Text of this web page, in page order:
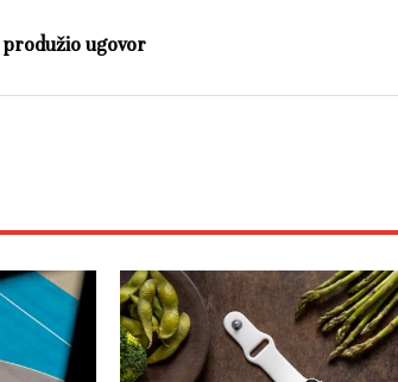
ugovor